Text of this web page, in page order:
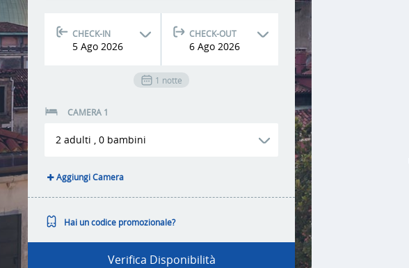
CHECK-IN
5 Ago 2026
CHECK-OUT
6 Ago 2026
1 notte
CAMERA 1
2 adulti , 0 bambini
Aggiungi Camera
Hai un codice promozionale?
Verifica Disponibilità